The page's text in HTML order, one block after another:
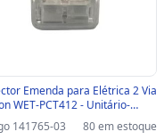
Emenda para Elétrica 2 Via
WET-PCT412 - Unitário-
03 - WET-PCT412
141765-03 80 em estoque